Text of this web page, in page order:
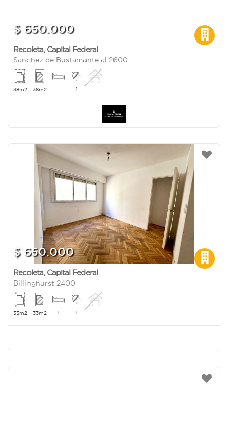
$ 650.000
Recoleta, Capital Federal
Sanchez de Bustamante al 2600
38m2 38m2 1
$ 650.000
Recoleta, Capital Federal
Billinghurst 2400
33m2 33m2 1 1